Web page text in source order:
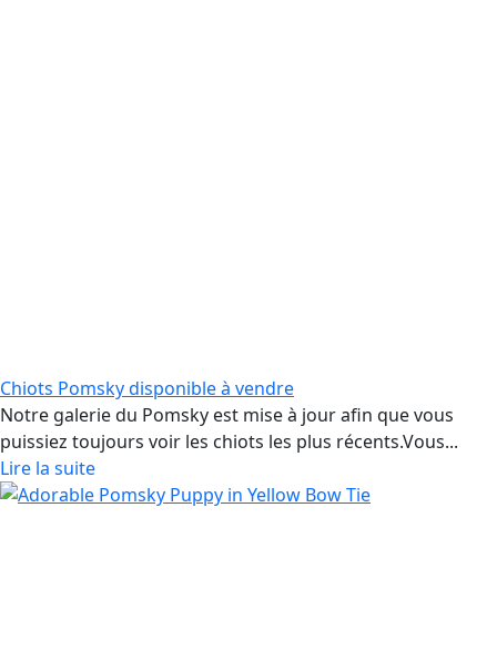
Chiots Pomsky disponible à vendre
Notre galerie du Pomsky est mise à jour afin que vous
puissiez toujours voir les chiots les plus récents.Vous...
Lire la suite